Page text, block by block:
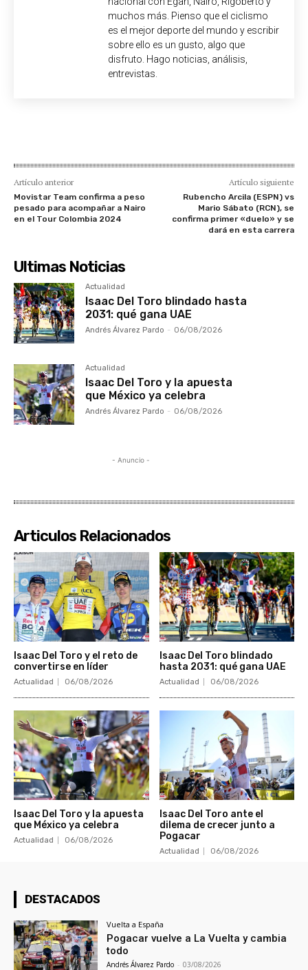
muchos más. Pienso que el ciclismo
es el mejor deporte del mundo y escribir
sobre ello es un gusto, algo que
disfruto. Hago noticias, análisis,
entrevistas.
Artículo anterior
Movistar Team confirma a peso
pesado para acompañar a Nairo
en el Tour Colombia 2024
Artículo siguiente
Rubencho Arcila (ESPN) vs
Mario Sábato (RCN), se
confirma primer «duelo» y se
dará en esta carrera
Ultimas Noticias
Actualidad
Isaac Del Toro blindado hasta
2031: qué gana UAE
Andrés Álvarez Pardo - 06/08/2026
Actualidad
Isaac Del Toro y la apuesta
que México ya celebra
Andrés Álvarez Pardo - 06/08/2026
- Anuncio -
Articulos Relacionados
Isaac Del Toro y el reto de
convertirse en líder
Actualidad 06/08/2026
Isaac Del Toro blindado
hasta 2031: qué gana UAE
Actualidad 06/08/2026
Isaac Del Toro y la apuesta
que México ya celebra
Actualidad 06/08/2026
Isaac Del Toro ante el
dilema de crecer junto a
Pogacar
Actualidad 06/08/2026
DESTACADOS
Vuelta a España
Pogacar vuelve a La Vuelta y cambia
todo
Andrés Álvarez Pardo - 03/08/2026